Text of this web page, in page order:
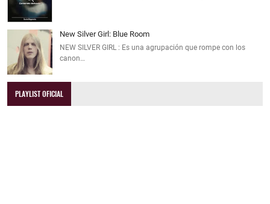
New Silver Girl: Blue Room
NEW SILVER GIRL : Es una agrupación que rompe con los
canon…
PLAYLIST OFICIAL